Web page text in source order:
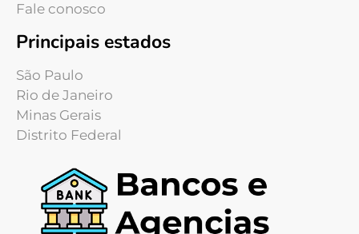
Fale conosco
Principais estados
São Paulo
Rio de Janeiro
Minas Gerais
Distrito Federal